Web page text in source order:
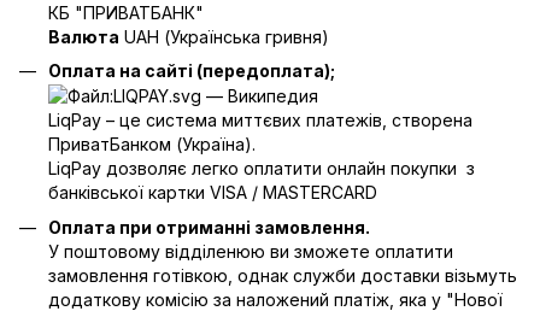
КБ "ПРИВАТБАНК"
Валюта UAH (Українська гривня)
Оплата на сайті (передоплата);
LiqPay – це система миттєвих платежів, створена
ПриватБанком (Україна).
LiqPay дозволяє легко оплатити онлайн покупки з
банківської картки VISA / MASTERCARD
Оплата при отриманні замовлення.
У поштовому відділенюю ви зможете оплатити
замовлення готівкою, однак служби доставки візьмуть
додаткову комісію за наложений платіж, яка у "Нової